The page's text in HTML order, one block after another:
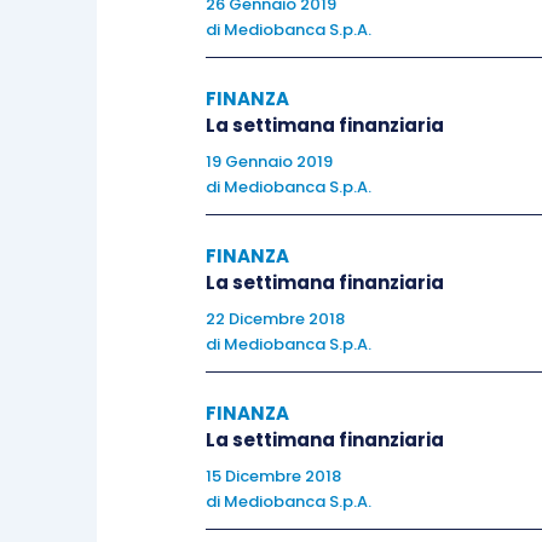
La produzione industriale della zona
accelerato nel quarto trimestre del
cresciuta ad un tasso pari a 1.5%
analisi che si aspettavano un 1.2%. Il
il miglioramento è stato piuttosto
italiano è stato dello 0.7% rispetto al
L’outlook positivo è stato confermato
che hanno ribadito che la crescita
dinamica di fondo dell’inflazione
sebbene nei prossimi mesi si
supportati dall’effetto base. Dai
consiglio direttivo in merito alla
di Mediobanca S.p.A.
FINANZA
La settimana finanziaria
19 Gennaio 2019
di Mediobanca S.p.A.
FINANZA
La settimana finanziaria
22 Dicembre 2018
di Mediobanca S.p.A.
FINANZA
La settimana finanziaria
15 Dicembre 2018
di Mediobanca S.p.A.